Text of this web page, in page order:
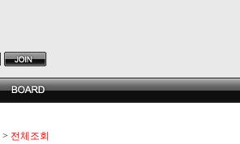
> 전체조회